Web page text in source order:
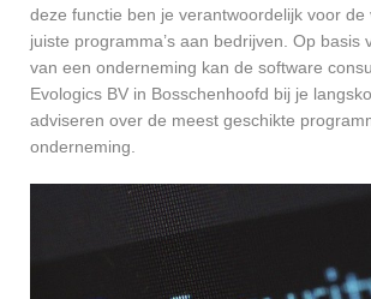
deze functie ben je verantwoordelijk voor de
juiste programma’s aan bedrijven. Op basis
van een onderneming kan de software
Evologics BV in Bosschenhoofd bij je
adviseren over de meest geschikte
onderneming.